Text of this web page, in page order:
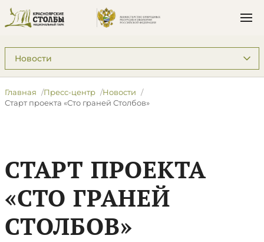
Подразделы: Пресс-центр
Главная Пресс-центр
Новости
Старт проекта «Сто граней Столбов»
СТАРТ ПРОЕКТА
«СТО ГРАНЕЙ
СТОЛБОВ»